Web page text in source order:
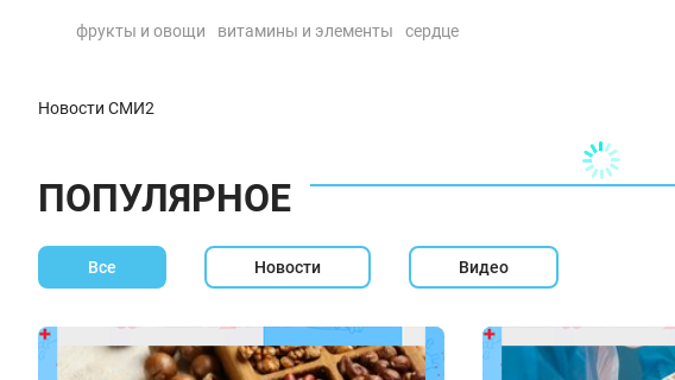
фрукты и овощи витамины и элементы сердце
Новости СМИ2
ПОПУЛЯРНОЕ
Все Новости Видео